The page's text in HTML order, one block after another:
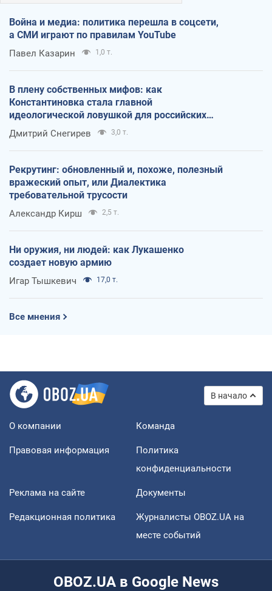
Война и медиа: политика перешла в соцсети,
а СМИ играют по правилам YouTube
Павел Казарин 1,0 т.
В плену собственных мифов: как
Константиновка стала главной
идеологической ловушкой для российских
оккупантов
Дмитрий Снегирев 3,0 т.
Рекрутинг: обновленный и, похоже, полезный
вражеский опыт, или Диалектика
требовательной трусости
Александр Кирш 2,5 т.
Ни оружия, ни людей: как Лукашенко
создает новую армию
Игар Тышкевич 17,0 т.
Все мнения
В начало
О компании Команда
Правовая информация
Политика
конфиденциальности
Реклама на сайте Документы
Редакционная политика
Журналисты OBOZ.UA на
месте событий
OBOZ.UA в Google News